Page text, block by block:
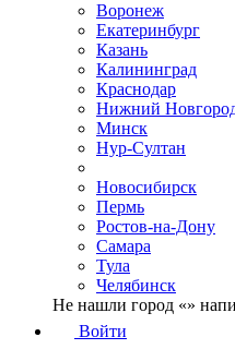
Воронеж
Екатеринбург
Казань
Калининград
Краснодар
Нижний
Минск
Нур-Султан
Новосибирск
Пермь
Ростов-на-Дону
Самара
Тула
Челябинск
Не нашли город «»
Войти